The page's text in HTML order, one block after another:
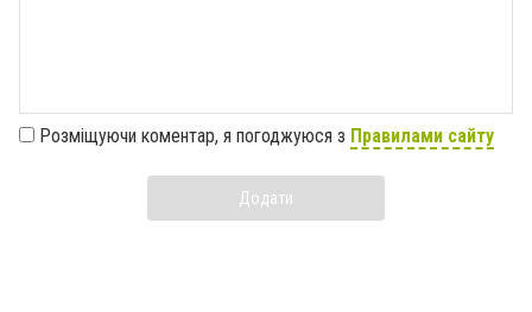
Розміщуючи коментар, я погоджуюся з Правилами сайту
Додати